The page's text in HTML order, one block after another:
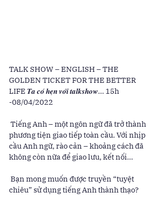
TALK SHOW – ENGLISH – THE
GOLDEN TICKET FOR THE BETTER
LIFE 𝑻𝒂 𝒄𝒐́ 𝒉𝒆̣𝒏 𝒗𝒐̛́𝒊 𝒕𝒂𝒍𝒌𝒔𝒉𝒐𝒘… 15h
-08/04/2022
phương tiện giao tiếp toàn cầu. Với nhịp
cầu Anh ngữ, rào cản – khoảng cách đã
không còn nữa để giao lưu, kết nối…
chiêu” sử dụng tiếng Anh thành thạo?